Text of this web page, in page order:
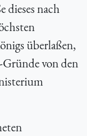
dieses nach
überlaßen,
von den